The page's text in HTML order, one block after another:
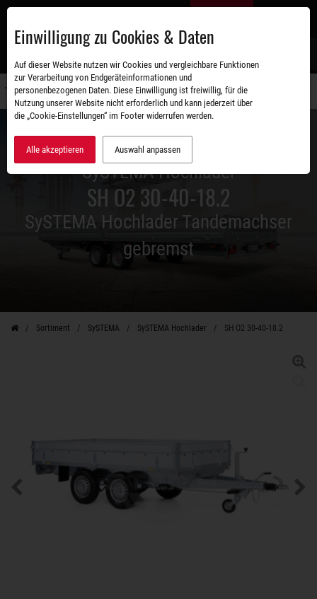
Zum
SySTEMA Hochlader
SH O2 30-40-18.2
SySTEMA Hochlader Tandemachser
gebremst
Sortiment SySTEMA SySTEMA Hochlader SH O2 30-40-18.2
Einwilligung zu Cookies & Daten
Auf dieser Website nutzen wir Cookies und vergleichbare Funktionen
zur Verarbeitung von Endgeräteinformationen und
personenbezogenen Daten. Diese Einwilligung ist freiwillig, für die
Nutzung unserer Website nicht erforderlich und kann jederzeit über
die „Cookie-Einstellungen“ im Footer widerrufen werden.
Alle akzeptieren Auswahl anpassen